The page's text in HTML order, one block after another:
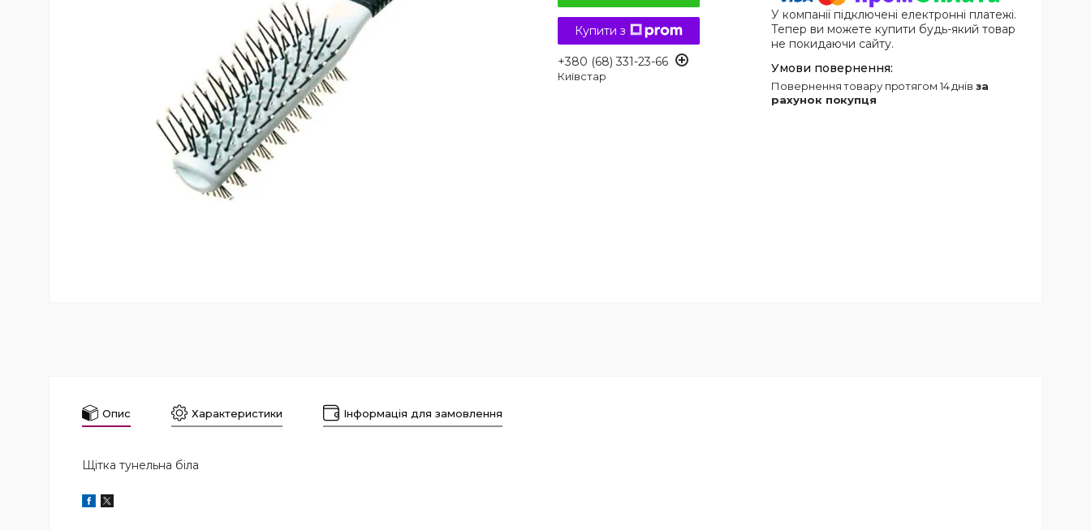
Купити з
+380 (68) 331-23-66
Київстар
У компанії підключені електронні платежі.
Тепер ви можете купити будь-який товар
не покидаючи сайту.
повернення товару протягом 14 днів за
рахунок покупця
Опис Характеристики Інформація для замовлення
Щітка тунельна біла